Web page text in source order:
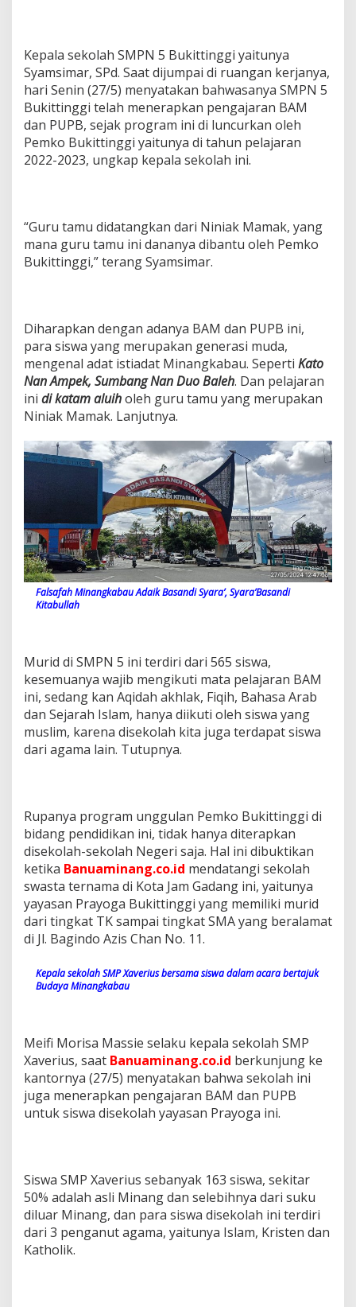
Kepala sekolah SMPN 5 Bukittinggi yaitunya
Syamsimar, SPd. Saat dijumpai di ruangan kerjanya,
hari Senin (27/5) menyatakan bahwasanya SMPN 5
Bukittinggi telah menerapkan pengajaran BAM
dan PUPB, sejak program ini di luncurkan oleh
Pemko Bukittinggi yaitunya di tahun pelajaran
2022-2023, ungkap kepala sekolah ini.
“Guru tamu didatangkan dari Niniak Mamak, yang
mana guru tamu ini dananya dibantu oleh Pemko
Bukittinggi,” terang Syamsimar.
Diharapkan dengan adanya BAM dan PUPB ini,
para siswa yang merupakan generasi muda,
mengenal adat istiadat Minangkabau. Seperti Kato
Nan Ampek, Sumbang Nan Duo Baleh. Dan pelajaran
ini di katam aluiholeh guru tamu yang merupakan
Niniak Mamak. Lanjutnya.
Falsafah Minangkabau Adaik Basandi Syara’, Syara’Basandi
Kitabullah
Murid di SMPN 5 ini terdiri dari 565 siswa,
kesemuanya wajib mengikuti mata pelajaran BAM
ini, sedang kan Aqidah akhlak, Fiqih, Bahasa Arab
dan Sejarah Islam, hanya diikuti oleh siswa yang
muslim, karena disekolah kita juga terdapat siswa
dari agama lain. Tutupnya.
Rupanya program unggulan Pemko Bukittinggi di
bidang pendidikan ini, tidak hanya diterapkan
disekolah-sekolah Negeri saja. Hal ini dibuktikan
ketika Banuaminang.co.id mendatangi sekolah
swasta ternama di Kota Jam Gadang ini, yaitunya
yayasan Prayoga Bukittinggi yang memiliki murid
dari tingkat TK sampai tingkat SMA yang beralamat
di Jl. Bagindo Azis Chan No. 11.
Kepala sekolah SMP Xaverius bersama siswa dalam acara bertajuk
Budaya Minangkabau
Meifi Morisa Massie selaku kepala sekolah SMP
Xaverius, saat Banuaminang.co.id berkunjung ke
kantornya (27/5) menyatakan bahwa sekolah ini
juga menerapkan pengajaran BAM dan PUPB
untuk siswa disekolah yayasan Prayoga ini.
Siswa SMP Xaverius sebanyak 163 siswa, sekitar
50% adalah asli Minang dan selebihnya dari suku
diluar Minang, dan para siswa disekolah ini terdiri
dari 3 penganut agama, yaitunya Islam, Kristen dan
Katholik.